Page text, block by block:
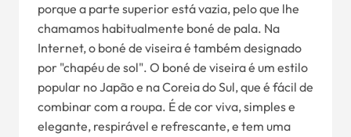
porque a parte superior está vazia, pelo que lhe
chamamos habitualmente boné de pala. Na
Internet, o boné de viseira é também designado
por "chapéu de sol". O boné de viseira é um estilo
popular no Japão e na Coreia do Sul, que é fácil de
combinar com a roupa. É de cor viva, simples e
elegante, respirável e refrescante, e tem uma